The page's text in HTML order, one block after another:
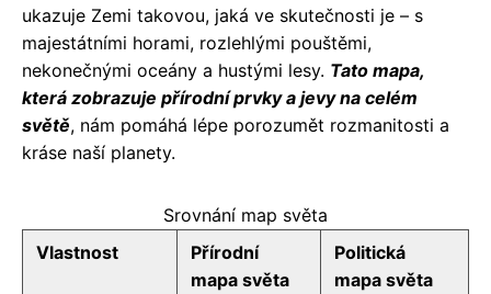
ukazuje Zemi takovou, jaká ve skutečnosti je – s
majestátními horami, rozlehlými pouštěmi,
nekonečnými oceány a hustými lesy. Tato mapa,
která zobrazuje přírodní prvky a jevy na celém
světě, nám pomáhá lépe porozumět rozmanitosti a
kráse naší planety.
Srovnání map světa
Vlastnost
Přírodní
mapa světa
Politická
mapa světa